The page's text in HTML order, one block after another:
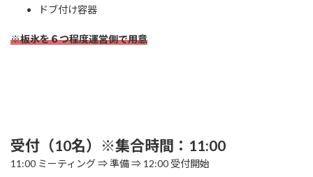
ドブ付け容器
※板氷を６つ程度運営側で用意
受付（10名）※集合時間：11:00
11:00 ミーティング ⇒ 準備 ⇒ 12:00 受付開始